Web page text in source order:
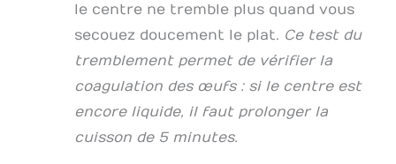
le centre ne tremble plus quand vous
secouez doucement le plat. Ce test du
tremblement permet de vérifier la
coagulation des œufs : si le centre est
encore liquide, il faut prolonger la
cuisson de 5 minutes.